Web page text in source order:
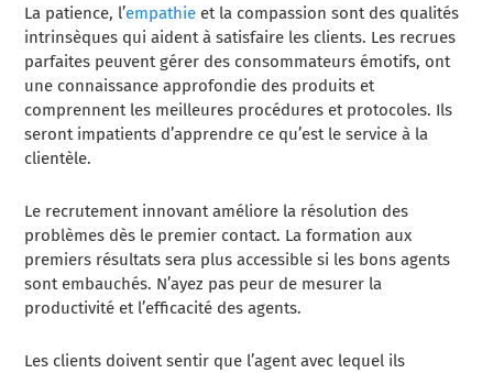
La patience, l’empathie et la compassion sont des qualités
intrinsèques qui aident à satisfaire les clients. Les recrues
parfaites peuvent gérer des consommateurs émotifs, ont
une connaissance approfondie des produits et
comprennent les meilleures procédures et protocoles. Ils
seront impatients d’apprendre ce qu’est le service à la
clientèle.
Le recrutement innovant améliore la résolution des
problèmes dès le premier contact. La formation aux
premiers résultats sera plus accessible si les bons agents
sont embauchés. N’ayez pas peur de mesurer la
productivité et l’efficacité des agents.
Les clients doivent sentir que l’agent avec lequel ils